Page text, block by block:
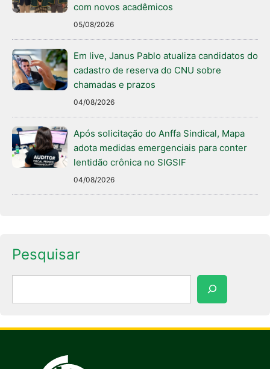
com novos acadêmicos
05/08/2026
Em live, Janus Pablo atualiza candidatos do
cadastro de reserva do CNU sobre
chamadas e prazos
04/08/2026
Após solicitação do Anffa Sindical, Mapa
adota medidas emergenciais para conter
lentidão crônica no SIGSIF
04/08/2026
Pesquisar